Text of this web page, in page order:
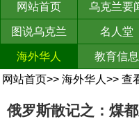
网站首页 乌克兰要
图说乌克兰 名人堂
海外华人 教育信息
网站首页>> 海外华人 >> 查
俄罗斯散记之：煤